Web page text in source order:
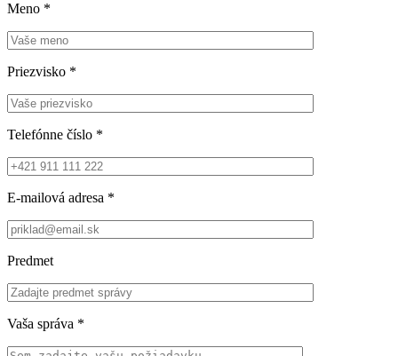
Meno *
Priezvisko *
Telefónne číslo *
E-mailová adresa *
Predmet
Vaša správa *